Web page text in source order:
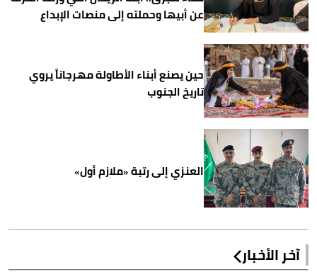
عن أبيها وحملته إلى منصات الإبداع
حين يصنع أبناء الأطاولة مهرجاناً يروي
تاريخ الجنوب
العنزي إلى رتبة «ملازم أول»
آخر الأخبار